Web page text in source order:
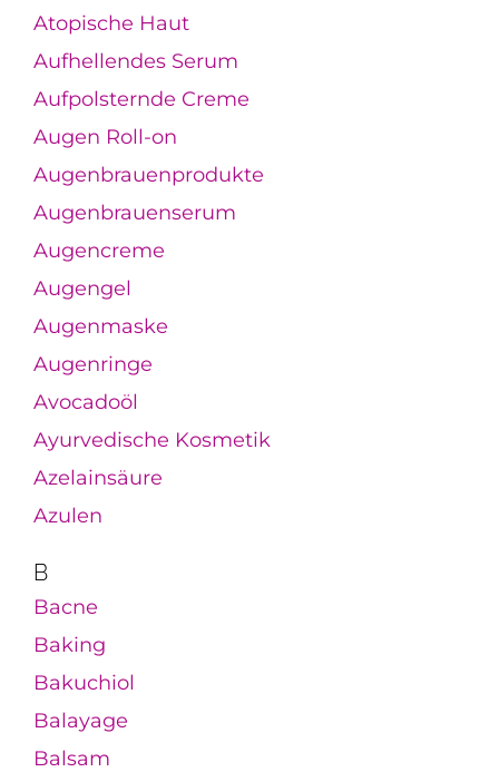
Atopische Haut
Aufhellendes Serum
Aufpolsternde Creme
Augen Roll-on
Augenbrauenprodukte
Augenbrauenserum
Augencreme
Augengel
Augenmaske
Augenringe
Avocadoöl
Ayurvedische Kosmetik
Azelainsäure
Azulen
B
Bacne
Baking
Bakuchiol
Balayage
Balsam